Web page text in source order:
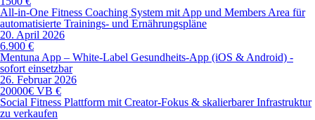
All-in-One Fitness Coaching System mit App und Members Area für
automatisierte Trainings- und Ernährungspläne
20. April 2026
6.900 €
Mentuna App – White-Label Gesundheits-App (iOS & Android) -
sofort einsetzbar
26. Februar 2026
20000€ VB €
Social Fitness Plattform mit Creator-Fokus & skalierbarer Infrastruktur
zu verkaufen